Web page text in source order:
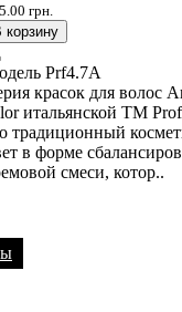
грн.
корзину
Prf4.7A
красок для волос
итальянской ТМ
традиционный
в форме
смеси, котор..